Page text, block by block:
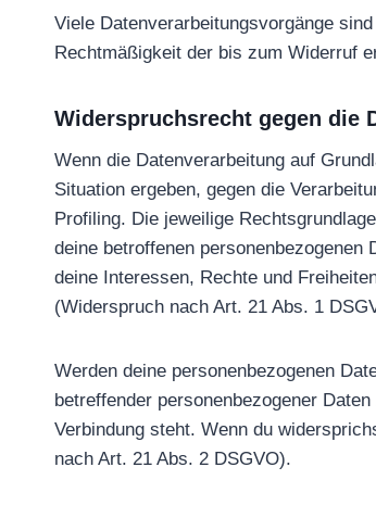
Viele Datenverarbeitungsvorgänge
Rechtmäßigkeit der bis zum Widerruf
Widerspruchsrecht gegen die
Wenn die Datenverarbeitung auf
Situation ergeben, gegen die
Profiling. Die jeweilige
deine betroffenen
deine Interessen, Rechte und
(Widerspruch nach Art. 21 Abs. 1
Werden deine personenbezogenen
betreffender personenbezogener
Verbindung steht. Wenn du
nach Art. 21 Abs. 2 DSGVO).